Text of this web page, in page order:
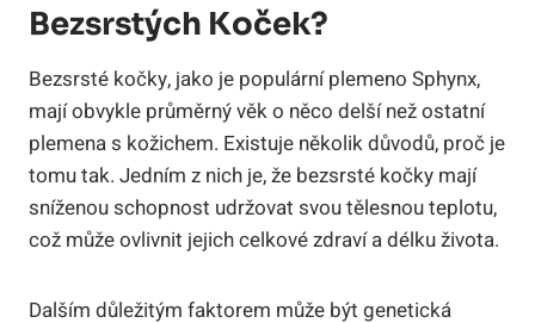
Bezsrstých Koček?
Bezsrsté kočky, jako je populární plemeno Sphynx,
mají obvykle průměrný věk o něco delší než ostatní
plemena s kožichem. Existuje několik důvodů, proč je
tomu tak. Jedním z nich je, že bezsrsté kočky mají
sníženou schopnost udržovat svou tělesnou teplotu,
což může ovlivnit jejich celkové zdraví a délku života.
Dalším důležitým faktorem může být genetická